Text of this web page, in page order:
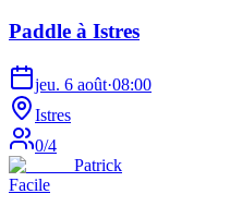
Paddle à Istres
jeu. 6 août·08:00
Istres
0/4
Patrick
Facile